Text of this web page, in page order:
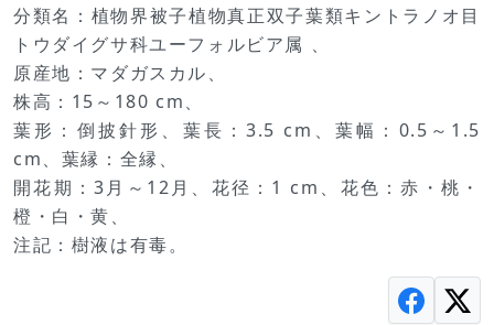
分類名：植物界被子植物真正双子葉類キントラノオ目
トウダイグサ科ユーフォルビア属 、
原産地：マダガスカル、
株高：15～180 cm、
葉形：倒披針形、葉長：3.5 cm、葉幅：0.5～1.5
cm、葉縁：全縁、
開花期：3月～12月、花径：1 cm、花色：赤・桃・
橙・白・黄、
注記：樹液は有毒。